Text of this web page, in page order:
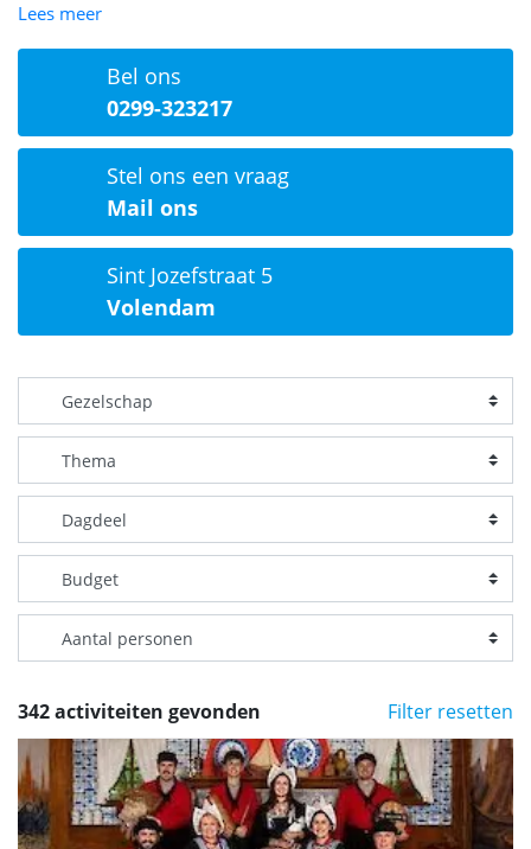
Bel ons
0299-323217
Stel ons een vraag
Mail ons
Sint Jozefstraat 5
Volendam
Lees meer
342 activiteiten gevonden Filter resetten